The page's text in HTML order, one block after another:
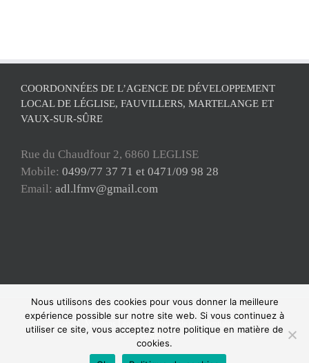
COORDONNÉES DE L’AGENCE DE DÉVELOPPEMENT
LOCAL DE LÉGLISE, FAUVILLERS, MARTELANGE ET
VAUX-SUR-SÛRE
Rue du Chaudfour 2, 6860 LEGLISE
Mobile: 0499/77 37 71 et 0471/09 98 28
Email: adl.lfmv@gmail.com
Copyright ADL Léglise-Fauvillers-Martelange-Vaux-sur-Sûre 2021 © Tous
droits réservés |
| Powered by
WordPress
Facebook
Nous utilisons des cookies pour vous donner la meilleure
expérience possible sur notre site web. Si vous continuez à
utiliser ce site, vous acceptez notre politique en matière de
cookies.